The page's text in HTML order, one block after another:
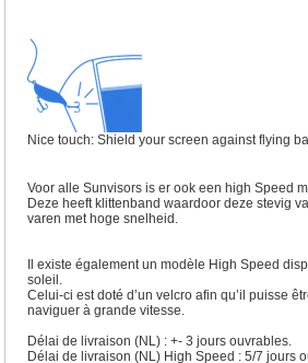
Nice touch: Shield your screen against flying
Voor alle Sunvisors is er ook een high Speed
Deze heeft klittenband waardoor deze stevig
varen met hoge snelheid.
Il existe également un modèle High Speed
soleil.
Celui-ci est doté d’un velcro afin qu’il puisse
naviguer à grande vitesse.
Délai de livraison (NL) : +- 3 jours ouvrables.
Délai de livraison (NL) High Speed : 5/7 jours